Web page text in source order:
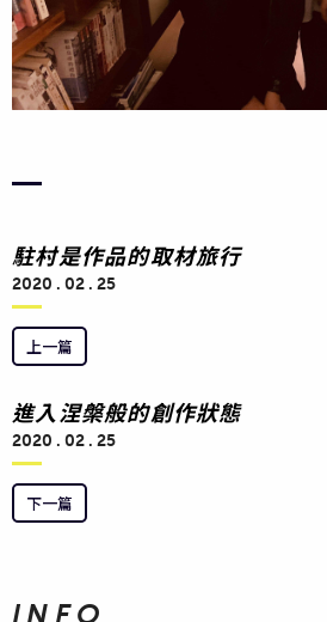
駐村是作品的取材旅行
2020 . 02 . 25
上一篇
進入涅槃般的創作狀態
2020 . 02 . 25
下一篇
INFO